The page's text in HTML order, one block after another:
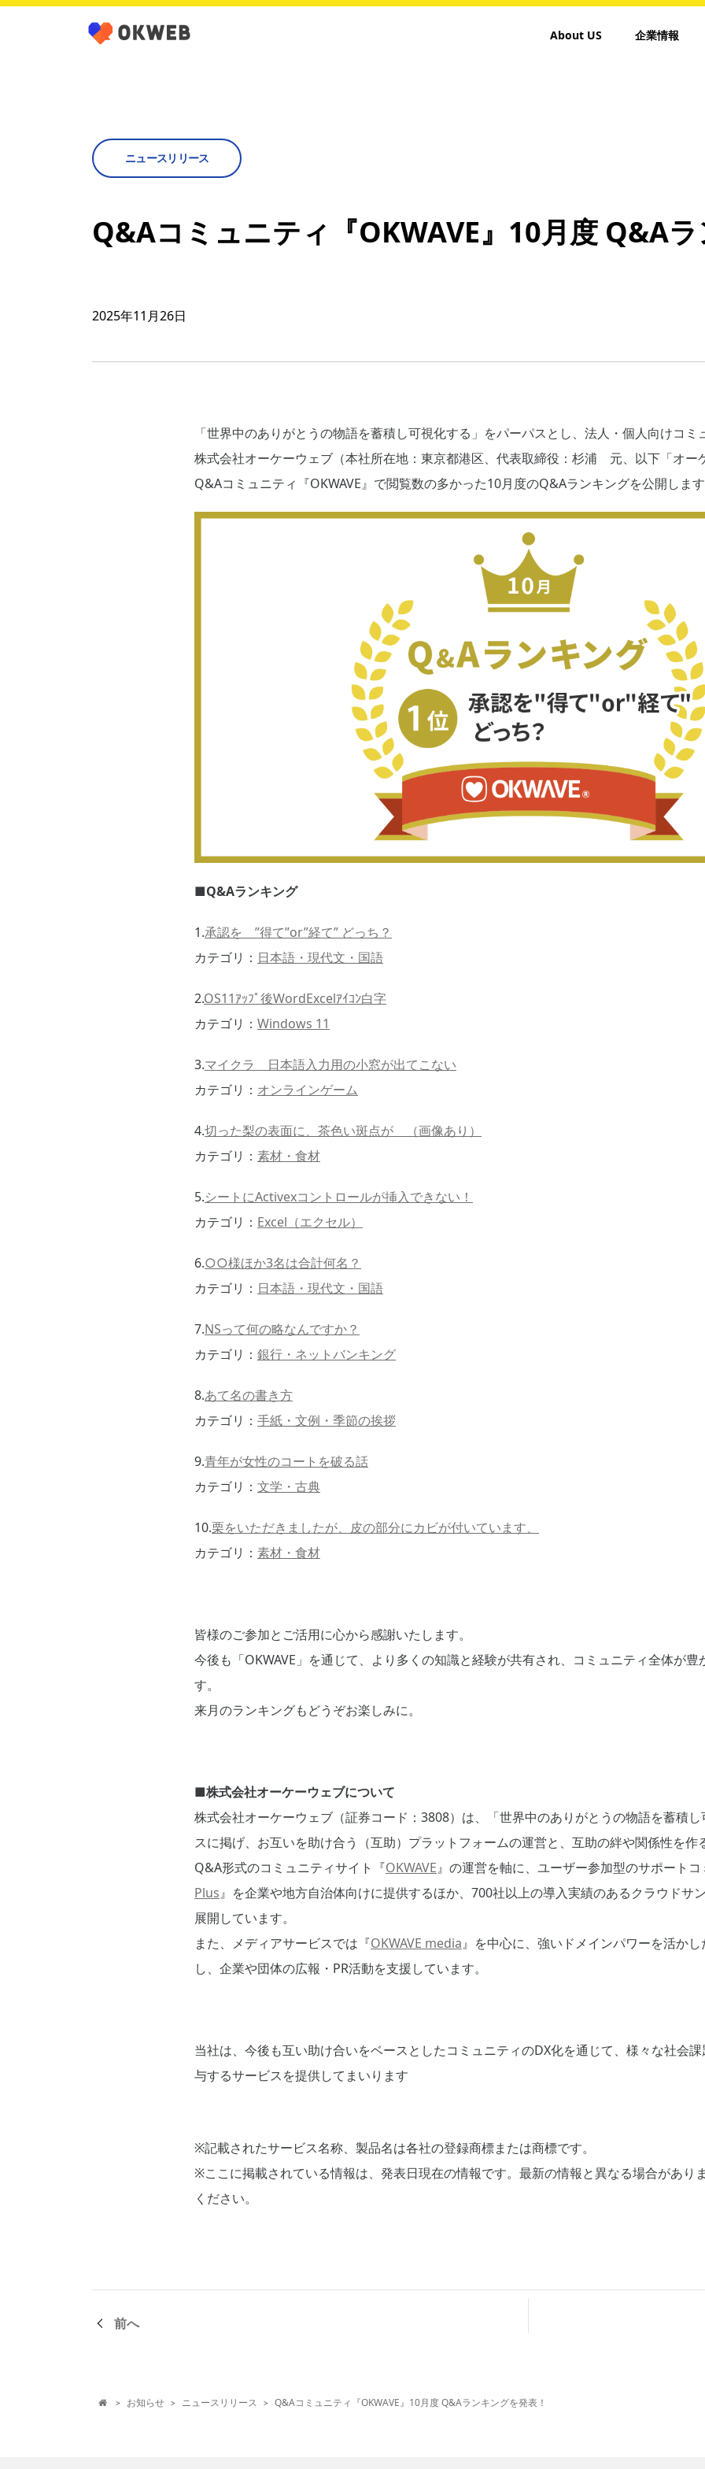
About US 企業情報
ニュースリリース
Q&Aコミュニティ『OKWAVE』10月度 Q&Aラ
2025年11月26日
「世界中のありがとうの物語を蓄積し可視化する」をパーパスとし、法人・個人向けコ
株式会社オーケーウェブ（本社所在地：東京都港区、代表取締役：杉浦 元、以下「オー
Q&Aコミュニティ『OKWAVE』で閲覧数の多かった10月度のQ&Aランキングを公開します
■Q&Aランキング
1.承認を ”得て”or”経て” どっち？
カテゴリ： 日本語・現代文・国語
2.OS11ｱｯﾌﾟ後WordExcelｱｲｺﾝ白字
カテゴリ： Windows 11
3.マイクラ 日本語入力用の小窓が出てこない
カテゴリ： オンラインゲーム
4.切った梨の表面に、茶色い斑点が （画像あり）
カテゴリ： 素材・食材
5.シートにActivexコントロールが挿入できない！
カテゴリ： Excel（エクセル）
6.○○様ほか3名は合計何名？
カテゴリ： 日本語・現代文・国語
7.NSって何の略なんですか？
カテゴリ： 銀行・ネットバンキング
8.あて名の書き方
カテゴリ： 手紙・文例・季節の挨拶
9.青年が女性のコートを破る話
カテゴリ： 文学・古典
10.栗をいただきましたが、皮の部分にカビが付いています、
カテゴリ： 素材・食材
皆様のご参加とご活用に心から感謝いたします。
今後も「OKWAVE」を通じて、より多くの知識と経験が共有され、コミュニティ全体が豊
す。
来月のランキングもどうぞお楽しみに。
■株式会社オーケーウェブについて
株式会社オーケーウェブ（証券コード：3808）は、「世界中のありがとうの物語を蓄積
スに掲げ、お互いを助け合う（互助）プラットフォームの運営と、互助の絆や関係性を作
Q&A形式のコミュニティサイト『OKWAVE』の運営を軸に、ユーザー参加型のサポート
Plus』を企業や地方自治体向けに提供するほか、700社以上の導入実績のあるクラウドサ
展開しています。
また、メディアサービスでは『OKWAVE media』を中心に、強いドメインパワーを活か
し、企業や団体の広報・PR活動を支援しています。
当社は、今後も互い助け合いをベースとしたコミュニティのDX化を通じて、様々な社会
与するサービスを提供してまいります
※記載されたサービス名称、製品名は各社の登録商標または商標です。
※ここに掲載されている情報は、発表日現在の情報です。最新の情報と異なる場合があり
ください。
前へ
 > お知らせ > ニュースリリース > Q&Aコミュニティ『OKWAVE』10月度 Q&Aランキングを発表！